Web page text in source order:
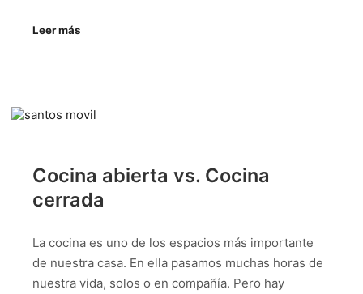
Leer más
Cocina abierta vs. Cocina
cerrada
La cocina es uno de los espacios más importante
de nuestra casa. En ella pasamos muchas horas de
nuestra vida, solos o en compañía. Pero hay